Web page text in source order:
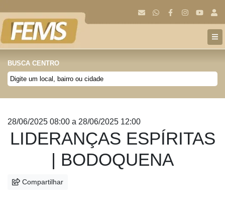
BUSCA CENTRO
28/06/2025 08:00 a 28/06/2025 12:00
LIDERANÇAS ESPÍRITAS
| BODOQUENA
Compartilhar